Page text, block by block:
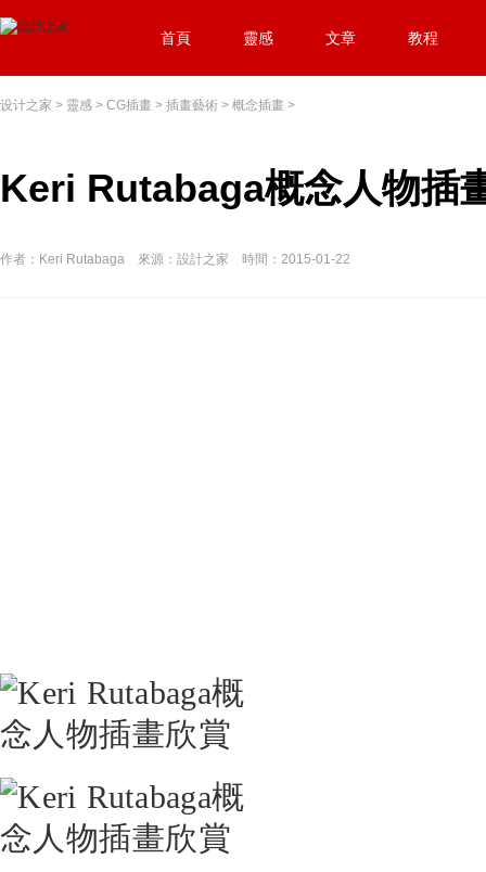
首頁 靈感 文章 教程
设计之家 > 靈感 > CG插畫 > 插畫藝術 > 概念插畫 >
Keri Rutabaga概念人物插
作者：Keri Rutabaga 來源：設計之家 時間：2015-01-22